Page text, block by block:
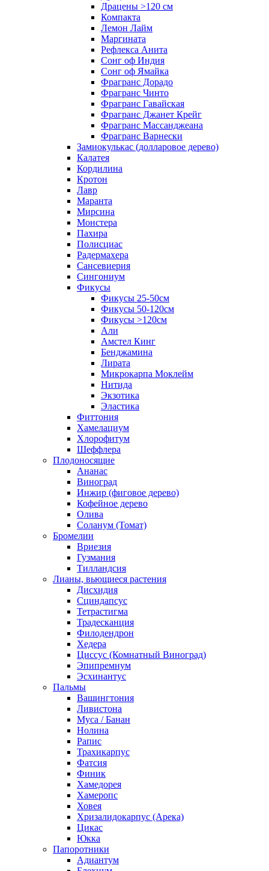
Драцены >120 см
Компакта
Лемон Лайм
Маргината
Рефлекса Анита
Сонг оф Индия
Сонг оф Ямайка
Фрагранс Дорадо
Фрагранс Чинто
Фрагранс Гавайская
Фрагранс Джанет Крейг
Фрагранс Массанджеана
Фрагранс Варнески
Замиокулькас (долларовое дерево)
Калатея
Кордилина
Кротон
Лавр
Маранта
Мирсина
Монстера
Пахира
Полисциас
Радермахера
Сансевиерия
Сингониум
Фикусы
Фикусы 25-50см
Фикусы 50-120см
Фикусы >120см
Али
Амстел Кинг
Бенджамина
Лирата
Микрокарпа Моклейм
Нитида
Экзотика
Эластика
Фиттония
Хамелациум
Хлорофитум
Шеффлера
Плодоносящие
Ананас
Виноград
Инжир (фиговое дерево)
Кофейное дерево
Олива
Соланум (Томат)
Бромелии
Вриезия
Гузмания
Тилландсия
Лианы, вьющиеся растения
Дисхидия
Сциндапсус
Тетрастигма
Традесканция
Филодендрон
Хедера
Циссус (Комнатный Виноград)
Эпипремнум
Эсхинантус
Пальмы
Вашингтония
Ливистона
Муса / Банан
Нолина
Рапис
Трахикарпус
Фатсия
Финик
Хамедорея
Хамеропс
Ховея
Хризалидокарпус (Арека)
Цикас
Юкка
Папоротники
Адиантум